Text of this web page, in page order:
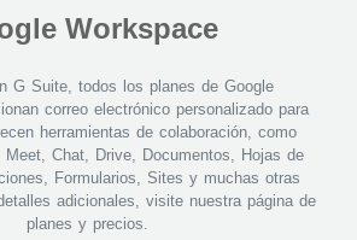
Workspace
G Suite, todos los planes de Google
correo electrónico personalizado para
herramientas de colaboración, como
Meet, Chat, Drive, Documentos, Hojas de
Formularios, Sites y muchas otras
adicionales, visite nuestra página de
planes y precios.